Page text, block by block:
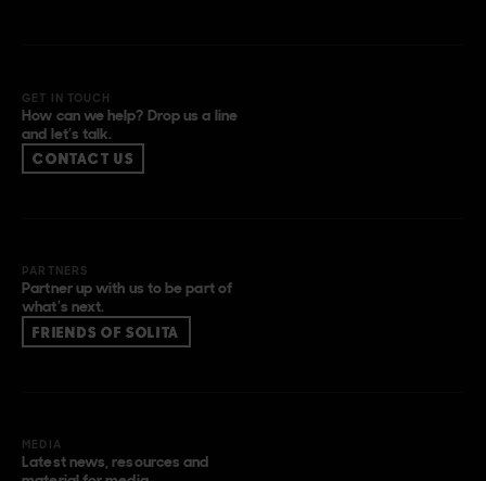
GET IN TOUCH
How can we help? Drop us a line
and let’s talk.
CONTACT US
PARTNERS
Partner up with us to be part of
what’s next.
FRIENDS OF SOLITA
MEDIA
Latest news, resources and